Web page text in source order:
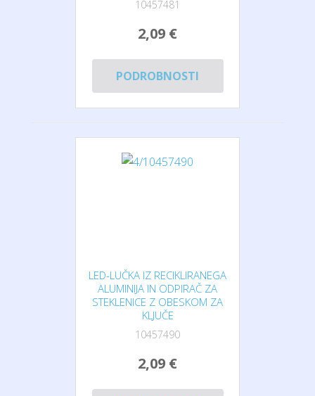
10457481
2,09 €
PODROBNOSTI
LED-LUČKA IZ RECIKLIRANEGA
ALUMINIJA IN ODPIRAČ ZA
STEKLENICE Z OBESKOM ZA
KLJUČE
10457490
2,09 €